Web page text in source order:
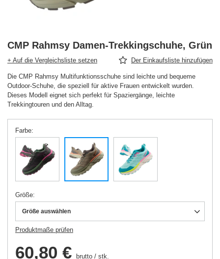
CMP Rahmsy Damen-Trekkingschuhe, Grün
+ Auf die Vergleichsliste setzen Der Einkaufsliste hinzufügen
Die CMP Rahmsy Multifunktionsschuhe sind leichte und bequeme
Outdoor-Schuhe, die speziell für aktive Frauen entwickelt wurden.
Dieses Modell eignet sich perfekt für Spaziergänge, leichte
Trekkingtouren und den Alltag.
Farbe
Größe
Größe auswählen
Produktmaße prüfen
60,80 € brutto / stk.